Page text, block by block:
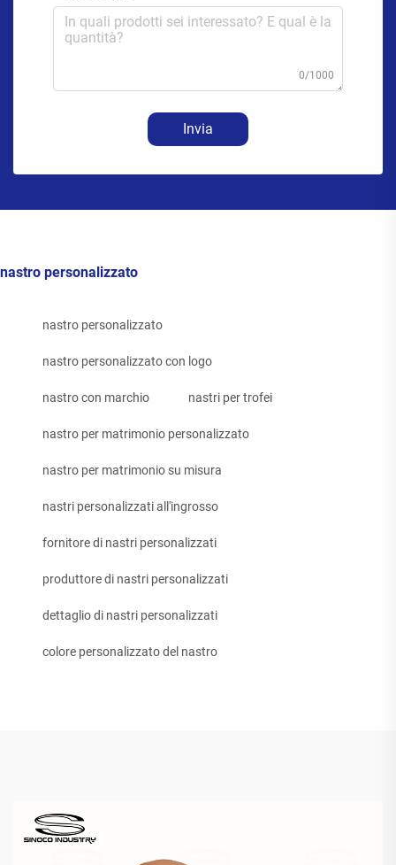
0/1000
Invia
nastro personalizzato
nastro personalizzato
nastro personalizzato con logo
nastro con marchio nastri per trofei
nastro per matrimonio personalizzato
nastro per matrimonio su misura
nastri personalizzati all'ingrosso
fornitore di nastri personalizzati
produttore di nastri personalizzati
dettaglio di nastri personalizzati
colore personalizzato del nastro